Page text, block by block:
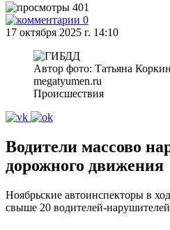
401
0
17 октября 2025 г. 14:10
Автор фото: Татьяна
megatyumen.ru
Происшествия
Водители массово
дорожного движения
Ноябрьские автоинспекторы в
свыше 20 водителей-